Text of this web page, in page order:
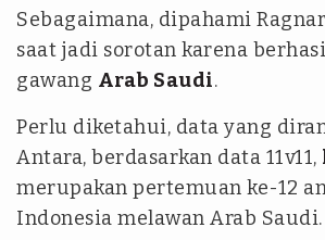
Sebagaimana, dipahami
saat jadi sorotan karena
gawang Arab Saudi.
Perlu diketahui, data yang
Antara, berdasarkan data 11v11,
merupakan pertemuan ke-12
Indonesia melawan Arab Saudi.